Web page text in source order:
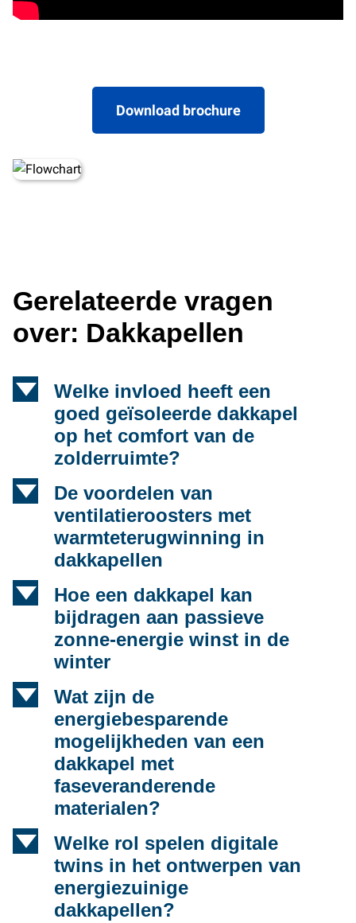
Download brochure
Gerelateerde vragen
over: Dakkapellen
d
Welke invloed heeft een
goed geïsoleerde dakkapel
op het comfort van de
zolderruimte?
d
De voordelen van
ventilatieroosters met
warmteterugwinning in
dakkapellen
d
Hoe een dakkapel kan
bijdragen aan passieve
zonne-energie winst in de
winter
d
Wat zijn de
energiebesparende
mogelijkheden van een
dakkapel met
faseveranderende
materialen?
d
Welke rol spelen digitale
twins in het ontwerpen van
energiezuinige
dakkapellen?